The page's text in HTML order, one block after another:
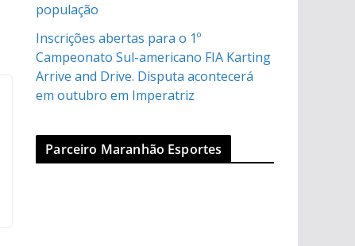
população
Inscrições abertas para o 1º
Campeonato Sul-americano FIA Karting
Arrive and Drive. Disputa acontecerá
em outubro em Imperatriz
Parceiro Maranhão Esportes